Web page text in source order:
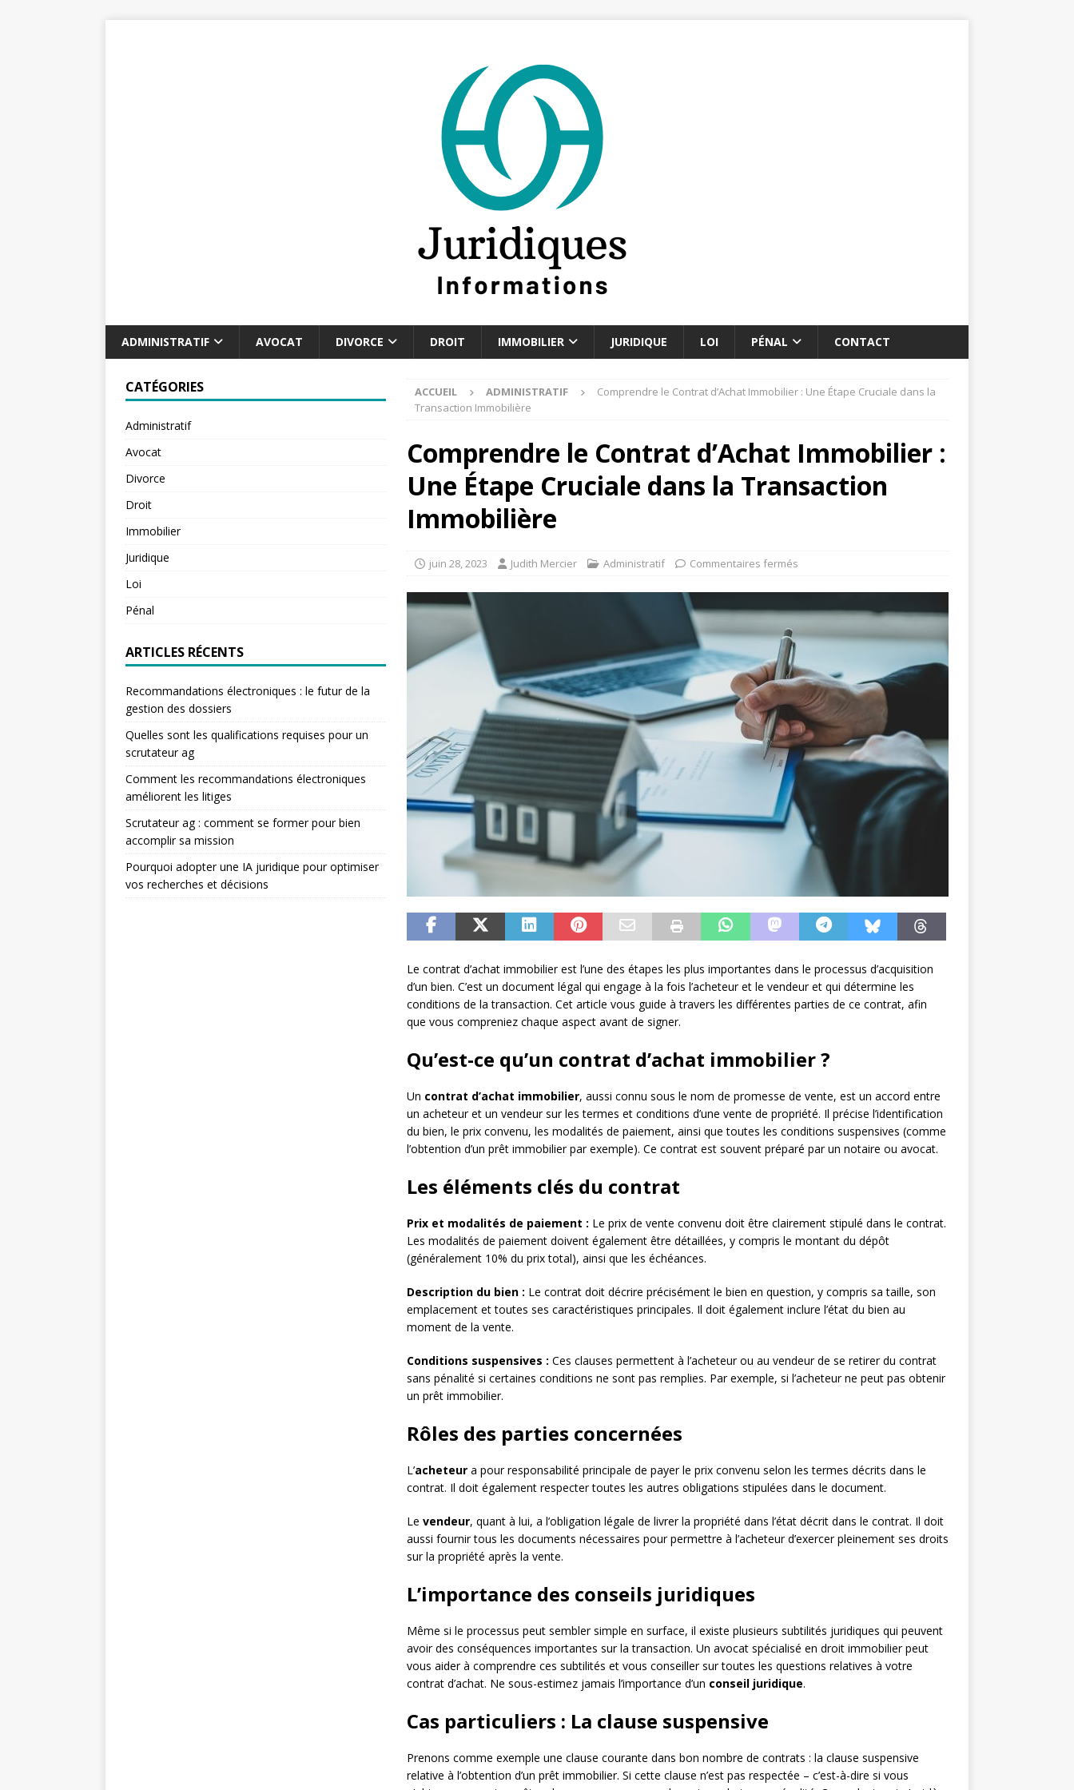
ADMINISTRATIF AVOCAT DIVORCE DROIT IMMOBILIER JURIDIQUE LOI PÉNAL CONTACT
ACCUEIL ADMINISTRATIF
Comprendre le Contrat d’Achat Immobilier : Une Étape Cruciale dans la
Transaction Immobilière
Comprendre le Contrat d’Achat Immobilier :
Une Étape Cruciale dans la Transaction
Immobilière
juin 28, 2023 Judith Mercier Administratif Commentaires fermés
Le contrat d’achat immobilier est l’une des étapes les plus importantes dans le processus d’acquisition
d’un bien. C’est un document légal qui engage à la fois l’acheteur et le vendeur et qui détermine les
conditions de la transaction. Cet article vous guide à travers les différentes parties de ce contrat, afin
que vous compreniez chaque aspect avant de signer.
Qu’est-ce qu’un contrat d’achat immobilier ?
Un contrat d’achat immobilier, aussi connu sous le nom de promesse de vente, est un accord entre
un acheteur et un vendeur sur les termes et conditions d’une vente de propriété. Il précise l’identification
du bien, le prix convenu, les modalités de paiement, ainsi que toutes les conditions suspensives (comme
l’obtention d’un prêt immobilier par exemple). Ce contrat est souvent préparé par un notaire ou avocat.
Les éléments clés du contrat
Prix et modalités de paiement : Le prix de vente convenu doit être clairement stipulé dans le contrat.
Les modalités de paiement doivent également être détaillées, y compris le montant du dépôt
(généralement 10% du prix total), ainsi que les échéances.
Description du bien : Le contrat doit décrire précisément le bien en question, y compris sa taille, son
emplacement et toutes ses caractéristiques principales. Il doit également inclure l’état du bien au
moment de la vente.
Conditions suspensives : Ces clauses permettent à l’acheteur ou au vendeur de se retirer du contrat
sans pénalité si certaines conditions ne sont pas remplies. Par exemple, si l’acheteur ne peut pas obtenir
un prêt immobilier.
Rôles des parties concernées
L’acheteura pour responsabilité principale de payer le prix convenu selon les termes décrits dans le
contrat. Il doit également respecter toutes les autres obligations stipulées dans le document.
Le vendeur, quant à lui, a l’obligation légale de livrer la propriété dans l’état décrit dans le contrat. Il doit
aussi fournir tous les documents nécessaires pour permettre à l’acheteur d’exercer pleinement ses droits
sur la propriété après la vente.
L’importance des conseils juridiques
Même si le processus peut sembler simple en surface, il existe plusieurs subtilités juridiques qui peuvent
avoir des conséquences importantes sur la transaction. Un avocat spécialisé en droit immobilier peut
vous aider à comprendre ces subtilités et vous conseiller sur toutes les questions relatives à votre
contrat d’achat. Ne sous-estimez jamais l’importance d’un conseil juridique.
Cas particuliers : La clause suspensive
Prenons comme exemple une clause courante dans bon nombre de contrats : la clause suspensive
relative à l’obtention d’un prêt immobilier. Si cette clause n’est pas respectée – c’est-à-dire si vous
CATÉGORIES
Administratif
Avocat
Divorce
Droit
Immobilier
Juridique
Loi
Pénal
ARTICLES RÉCENTS
Recommandations électroniques : le futur de la
gestion des dossiers
Quelles sont les qualifications requises pour un
scrutateur ag
Comment les recommandations électroniques
améliorent les litiges
Scrutateur ag : comment se former pour bien
accomplir sa mission
Pourquoi adopter une IA juridique pour optimiser
vos recherches et décisions